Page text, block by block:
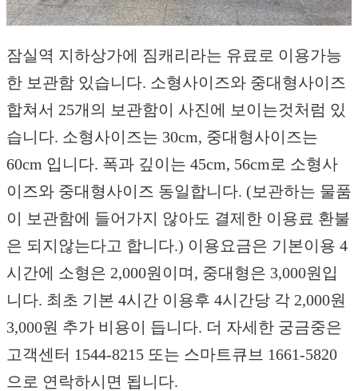
잠실역 지하상가에 짐캐리라는 유료로 이용가능
한 보관함 있습니다. 소형사이즈와 중대형사이즈
합쳐서 25개의 보관함이 사진에 보이는것처럼 있
습니다. 소형사이즈는 30cm, 중대형사이즈는
60cm 입니다. 폭과 깊이는 45cm, 56cm로 소형사
이즈와 중대형사이즈 동일합니다. (보관하는 물품
이 보관함에 들어가지 않아도 결제한 이용료 환불
은 되지않는다고 합니다.) 이용요금은 기본이용 4
시간에 소형은 2,000원이며, 중대형은 3,000원입
니다. 최초 기본 4시간 이용후 4시간당 각 2,000원
3,000원 추가 비용이 듭니다. 더 자세한 궁금중은
고객센터 1544-8215 또는 스마트큐브 1661-5820
으로 연락하시면 됩니다.